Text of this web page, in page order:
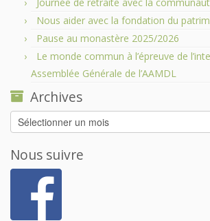
Nous aider avec la fondation du
Pause au monastère 2025/2026
Le monde commun à l’épreuve de
Assemblée Générale de l’AAMDL
Archives
Archives
Nous suivre